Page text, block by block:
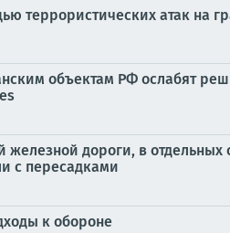
террористических атак на
объектам РФ ослабят
дороги, в
с пересадками
к обороне